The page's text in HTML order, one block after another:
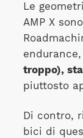
Le
AMP X
troppo),
piuttosto
Di contro,
bici di